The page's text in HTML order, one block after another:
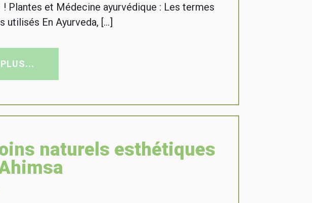
! Plantes et Médecine ayurvédique : Les termes
utilisés En Ayurveda, […]
naturels esthétiques